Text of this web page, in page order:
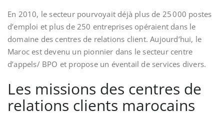
En 2010, le secteur pourvoyait déjà plus de 25 000 postes
d’emploi et plus de 250 entreprises opéraient dans le
domaine des centres de relations client. Aujourd’hui, le
Maroc est devenu un pionnier dans le secteur centre
d’appels/ BPO et propose un éventail de services divers.
Les missions des centres de
relations clients marocains